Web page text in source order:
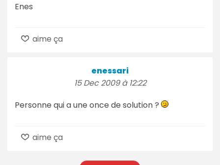
Enes
aime ça
enessari
15 Dec 2009 à 12:22
Personne qui a une once de solution ?
aime ça